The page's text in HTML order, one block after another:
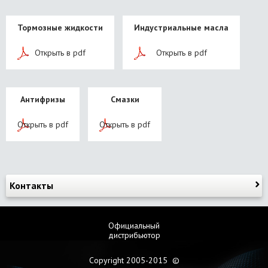
Тормозные жидкости
Открыть в pdf
Индустриальные масла
Открыть в pdf
Антифризы
Открыть в pdf
Смазки
Открыть в pdf
Контакты
Официальный
дистрибьютор
Copyright 2005-2015 ©